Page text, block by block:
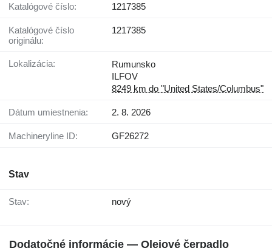
Katalógové číslo: 1217385
Katalógové číslo
originálu:
1217385
Lokalizácia:
Rumunsko
ILFOV
8249 km do "United States/Columbus"
Dátum umiestnenia: 2. 8. 2026
Machineryline ID: GF26272
Stav
Stav: nový
Dodatočné informácie — Olejové čerpadlo